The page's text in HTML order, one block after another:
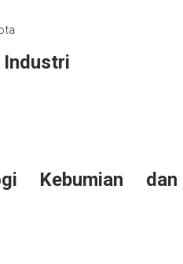
Industri
Kebumian dan